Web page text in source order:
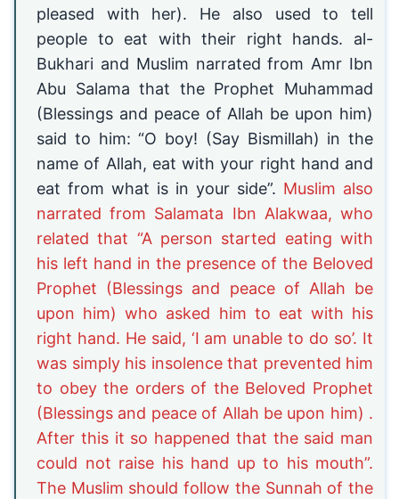
pleased with her). He also used to tell
people to eat with their right hands. al-
Bukhari and Muslim narrated from Amr Ibn
Abu Salama that the Prophet Muhammad
(Blessings and peace of Allah be upon him)
said to him: “O boy! (Say Bismillah) in the
name of Allah, eat with your right hand and
eat from what is in your side”.
Muslim also
narrated from Salamata Ibn Alakwaa, who
related that “A person started eating with
his left hand in the presence of the Beloved
Prophet (Blessings and peace of Allah be
upon him) who asked him to eat with his
right hand. He said, ‘I am unable to do so’. It
was simply his insolence that prevented him
to obey the orders of the Beloved Prophet
(Blessings and peace of Allah be upon him) .
After this it so happened that the said man
could not raise his hand up to his mouth”.
The Muslim should follow the Sunnah of the